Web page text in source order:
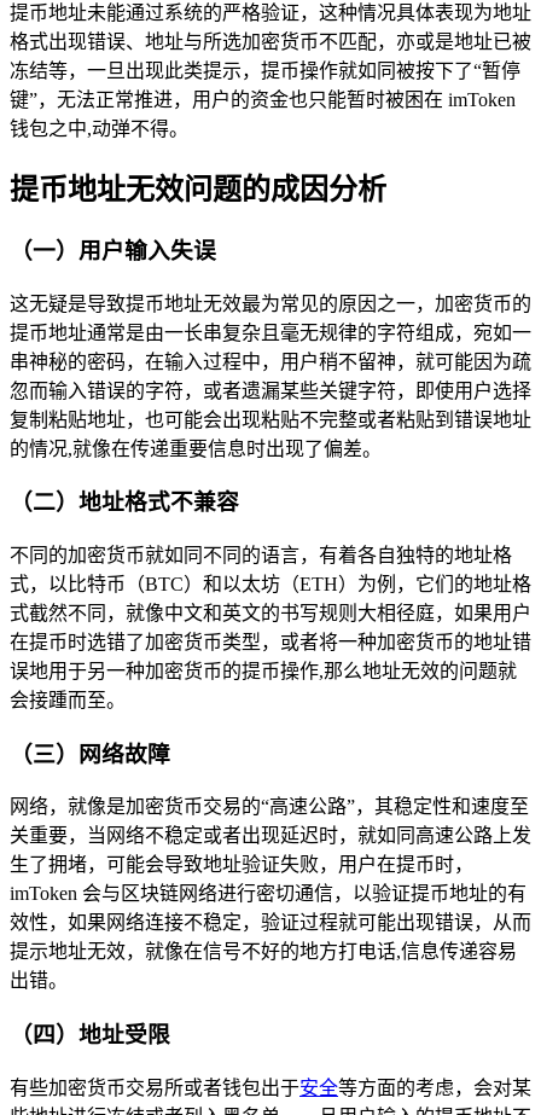
提币地址未能通过系统的严格验证，这种情况具体表现为地址
格式出现错误、地址与所选加密货币不匹配，亦或是地址已被
冻结等，一旦出现此类提示，提币操作就如同被按下了“暂停
键”，无法正常推进，用户的资金也只能暂时被困在 imToken
钱包之中,动弹不得。
提币地址无效问题的成因分析
（一）用户输入失误
这无疑是导致提币地址无效最为常见的原因之一，加密货币的
提币地址通常是由一长串复杂且毫无规律的字符组成，宛如一
串神秘的密码，在输入过程中，用户稍不留神，就可能因为疏
忽而输入错误的字符，或者遗漏某些关键字符，即使用户选择
复制粘贴地址，也可能会出现粘贴不完整或者粘贴到错误地址
的情况,就像在传递重要信息时出现了偏差。
（二）地址格式不兼容
不同的加密货币就如同不同的语言，有着各自独特的地址格
式，以比特币（BTC）和以太坊（ETH）为例，它们的地址格
式截然不同，就像中文和英文的书写规则大相径庭，如果用户
在提币时选错了加密货币类型，或者将一种加密货币的地址错
误地用于另一种加密货币的提币操作,那么地址无效的问题就
会接踵而至。
（三）网络故障
网络，就像是加密货币交易的“高速公路”，其稳定性和速度至
关重要，当网络不稳定或者出现延迟时，就如同高速公路上发
生了拥堵，可能会导致地址验证失败，用户在提币时，
imToken 会与区块链网络进行密切通信，以验证提币地址的有
效性，如果网络连接不稳定，验证过程就可能出现错误，从而
提示地址无效，就像在信号不好的地方打电话,信息传递容易
出错。
（四）地址受限
有些加密货币交易所或者钱包出于安全等方面的考虑，会对某